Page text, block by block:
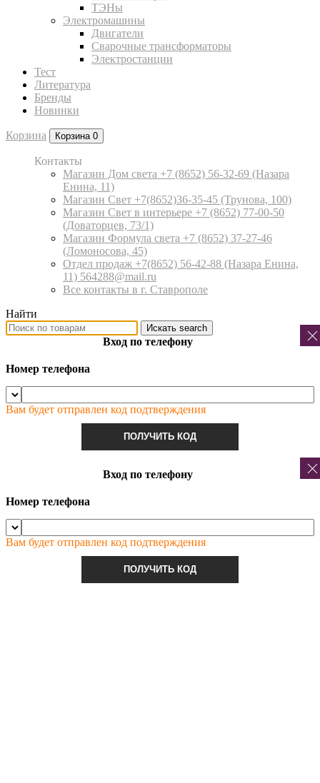
ТЭНы
Электромашины
Двигатели
Сварочные трансформаторы
Электростанции
Тест
Литература
Бренды
Новинки
Корзина Корзина 0
Контакты
Магазин Дом света +7 (8652) 56-32-69 (Назара
Енина, 11)
Магазин Свет +7(8652)36-35-45 (Трунова, 100)
Магазин Свет в интерьере +7 (8652) 77-00-50
(Доваторцев, 73/1)
Магазин Формула света +7 (8652) 37-27-46
(Ломоносова, 45)
Отдел продаж +7(8652) 56-42-88 (Назара Енина,
11) 564288@mail.ru
Все контакты в г. Ставрополе
Найти
Искать search
Вход по телефону
Номер телефона
Вам будет отправлен код подтверждения
ПОЛУЧИТЬ КОД
Вход по телефону
Номер телефона
Вам будет отправлен код подтверждения
ПОЛУЧИТЬ КОД